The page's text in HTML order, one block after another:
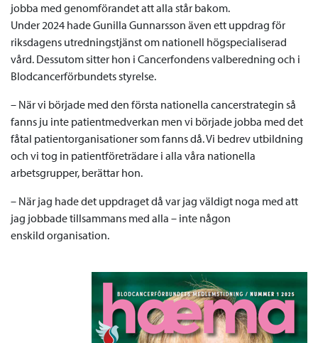
jobba med genomförandet att alla står bakom.
Under 2024 hade Gunilla Gunnarsson även ett uppdrag för
riksdagens utredningstjänst om nationell högspecialiserad
vård. Dessutom sitter hon i Cancerfondens valberedning och i
Blodcancerförbundets styrelse.
– När vi började med den första nationella cancerstrategin så
fanns ju inte patientmedverkan men vi började jobba med det
fåtal patientorganisationer som fanns då. Vi bedrev utbildning
och vi tog in patientföreträdare i alla våra nationella
arbetsgrupper, berättar hon.
– När jag hade det uppdraget då var jag väldigt noga med att
jag jobbade tillsammans med alla – inte någon
enskild organisation.